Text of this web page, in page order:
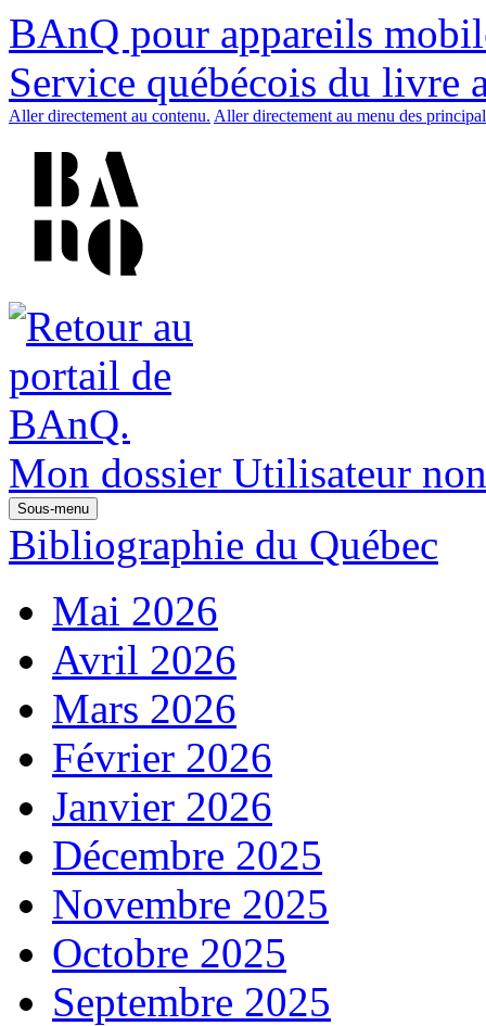
BAnQ pour appareils
Service québécois du livre
Aller directement au contenu. Aller directement au menu des
Mon dossier Utilisateur
Sous-menu
Bibliographie du Québec
Mai 2026
Avril 2026
Mars 2026
Février 2026
Janvier 2026
Décembre 2025
Novembre 2025
Octobre 2025
Septembre 2025